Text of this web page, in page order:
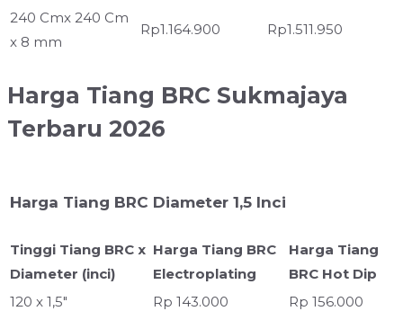
240 Cmx 240 Cm
x 8 mm
Rp1.164.900 Rp1.511.950
Harga Tiang BRC Sukmajaya
Terbaru 2026
Harga Tiang BRC Diameter 1,5 Inci
Tinggi Tiang BRC x
Diameter (inci)
Harga Tiang BRC
Electroplating
Harga Tiang
BRC Hot Dip
120 x 1,5"
Rp 143.000
Rp 156.000